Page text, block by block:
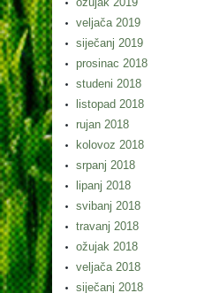
veljača 2019
siječanj 2019
prosinac 2018
studeni 2018
listopad 2018
rujan 2018
kolovoz 2018
srpanj 2018
lipanj 2018
svibanj 2018
travanj 2018
ožujak 2018
veljača 2018
siječanj 2018